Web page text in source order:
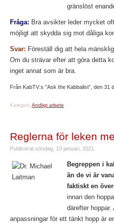
gränslöst
Fråga: Bra avsikter leder mycket
möjligt att skydda sig mot dåliga
Svar: Föreställ dig att hela
Om du strävar efter att göra detta
inget annat som är bra.
Från KabTV:s ”Ask the Kabbalist”, den 31
Kategori: Andligt arbete -
Reglerna för leken
Publicerat söndag, 10 januari, 2021
Begreppen i
än de vi är
faktiskt en
innan den
därefter
anpassningar för ett tänkt hopp är